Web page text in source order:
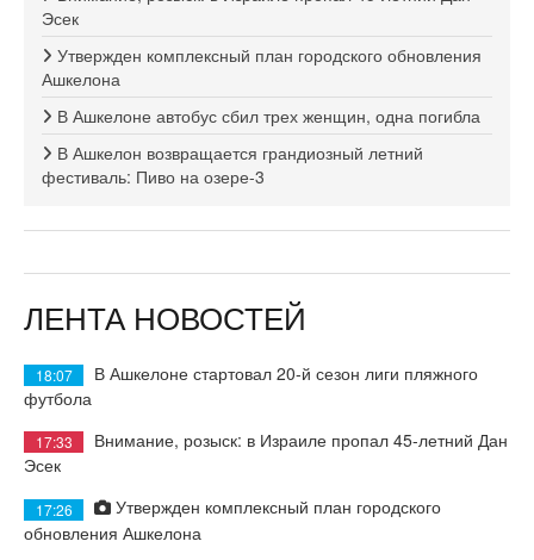
Эсек
Утвержден комплексный план городского обновления
Ашкелона
В Ашкелоне автобус сбил трех женщин, одна погибла
В Ашкелон возвращается грандиозный летний
фестиваль: Пиво на озере-3
ЛЕНТА НОВОСТЕЙ
18:07
В Ашкелоне стартовал 20-й сезон лиги пляжного
футбола
17:33
Внимание, розыск: в Израиле пропал 45-летний Дан
Эсек
17:26
Утвержден комплексный план городского
обновления Ашкелона